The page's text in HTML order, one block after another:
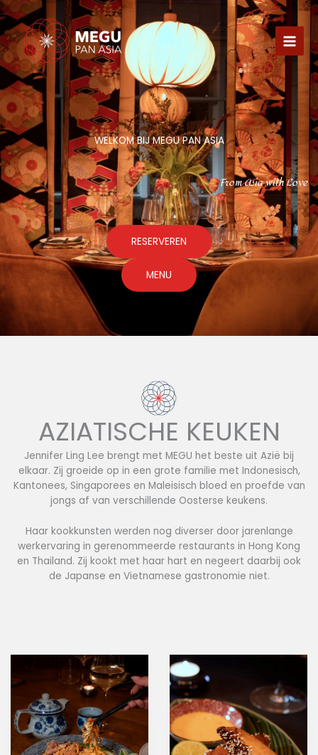
Ga
naar
de
inhoud
WELKOM BIJ MEGU PAN ASIA
From Asia with Love
RESERVEREN
MENU
AZIATISCHE KEUKEN
Jennifer Ling Lee brengt met MEGU het beste uit Azië bij
elkaar. Zij groeide op in een grote familie met Indonesisch,
Kantonees, Singaporees en Maleisisch bloed en proefde van
jongs af van verschillende Oosterse keukens.
Haar kookkunsten werden nog diverser door jarenlange
werkervaring in gerenommeerde restaurants in Hong Kong
en Thailand. Zij kookt met haar hart en negeert daarbij ook
de Japanse en Vietnamese gastronomie niet.